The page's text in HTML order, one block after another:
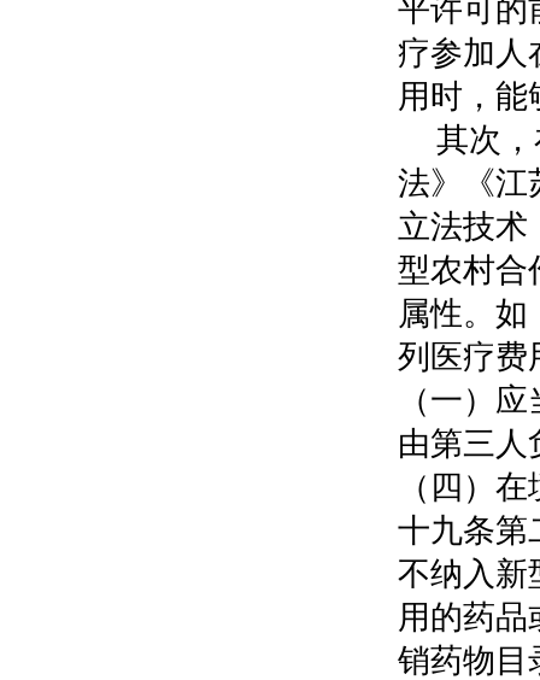
平许可的
疗参加人
用时，能
其次
法》《江
立法技术
型农村合
属性。
列医疗费
（一）
由第三人
（四）
十九条第
不纳入新
用的药品
销药物目